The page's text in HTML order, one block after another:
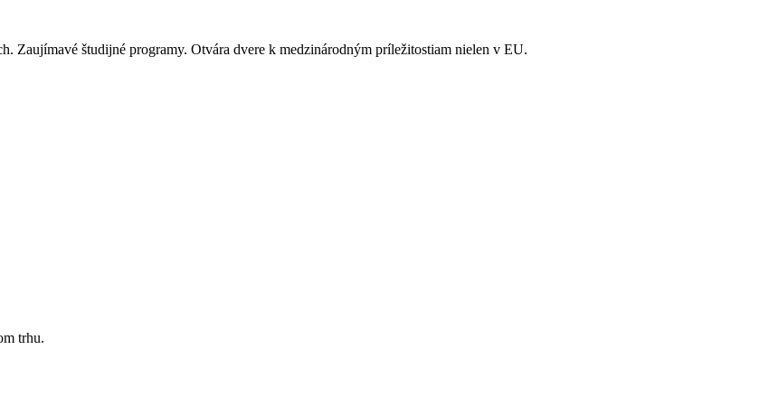
Zaujímavé študijné programy. Otvára dvere k medzinárodným príležitostiam nielen v EU.
trhu.